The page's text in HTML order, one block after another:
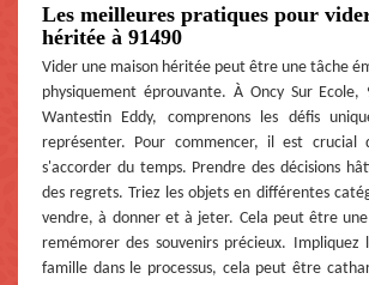
Les meilleures pratiques pour
héritée à 91490
Vider une maison héritée peut être une tâche
physiquement éprouvante. À Oncy Sur Ecole,
Wantestin Eddy, comprenons les défis
représenter. Pour commencer, il est
s'accorder du temps. Prendre des décisions
des regrets. Triez les objets en différentes
vendre, à donner et à jeter. Cela peut être
remémorer des souvenirs précieux. Impliquez
famille dans le processus, cela peut être